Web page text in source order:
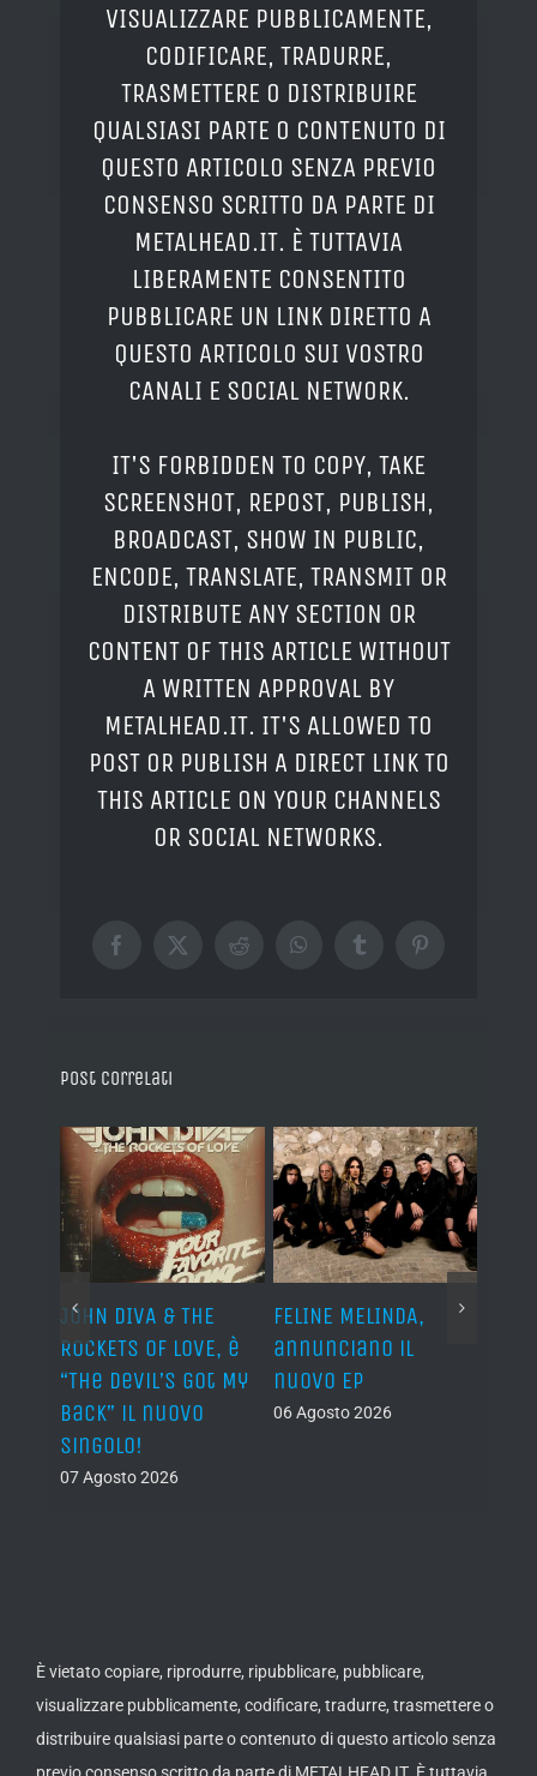
VISUALIZZARE PUBBLICAMENTE,
CODIFICARE, TRADURRE,
TRASMETTERE O DISTRIBUIRE
QUALSIASI PARTE O CONTENUTO DI
QUESTO ARTICOLO SENZA PREVIO
CONSENSO SCRITTO DA PARTE DI
METALHEAD.IT. È TUTTAVIA
LIBERAMENTE CONSENTITO
PUBBLICARE UN LINK DIRETTO A
QUESTO ARTICOLO SUI VOSTRO
CANALI E SOCIAL NETWORK.
IT'S FORBIDDEN TO COPY, TAKE
SCREENSHOT, REPOST, PUBLISH,
BROADCAST, SHOW IN PUBLIC,
ENCODE, TRANSLATE, TRANSMIT OR
DISTRIBUTE ANY SECTION OR
CONTENT OF THIS ARTICLE WITHOUT
A WRITTEN APPROVAL BY
METALHEAD.IT. IT'S ALLOWED TO
POST OR PUBLISH A DIRECT LINK TO
THIS ARTICLE ON YOUR CHANNELS
OR SOCIAL NETWORKS.
Facebook
X RedditWhatsAppTumblrPinterest
Post correlati
JOHN DIVA & THE
ROCKETS OF LOVE, è
“The Devil’s Got My
Back” il nuovo
singolo!
07 Agosto 2026
FELINE MELINDA,
annunciano il
nuovo EP
06 Agosto 2026
È vietato copiare, riprodurre, ripubblicare, pubblicare,
visualizzare pubblicamente, codificare, tradurre, trasmettere o
distribuire qualsiasi parte o contenuto di questo articolo senza
previo consenso scritto da parte di METALHEAD.IT. È tuttavia